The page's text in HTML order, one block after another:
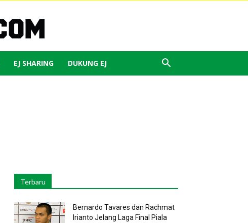
EJ SHARING DUKUNG EJ
Terbaru
Bernardo Tavares dan Rachmat
Irianto Jelang Laga Final Piala